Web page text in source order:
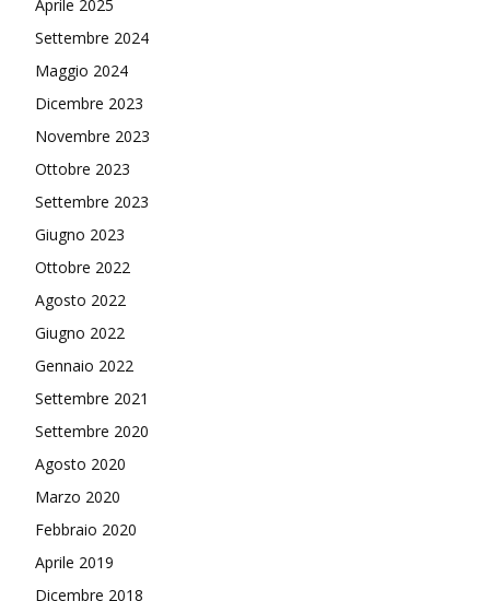
Aprile 2025
Settembre 2024
Maggio 2024
Dicembre 2023
Novembre 2023
Ottobre 2023
Settembre 2023
Giugno 2023
Ottobre 2022
Agosto 2022
Giugno 2022
Gennaio 2022
Settembre 2021
Settembre 2020
Agosto 2020
Marzo 2020
Febbraio 2020
Aprile 2019
Dicembre 2018